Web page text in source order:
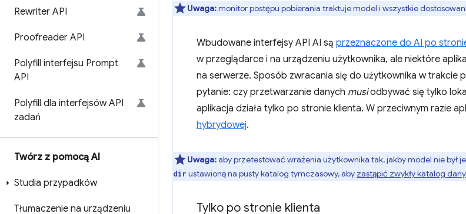
Rewriter API
Proofreader API
Polyfill interfejsu Prompt
API
Polyfill dla interfejsów API
zadań
Twórz z pomocą AI
Studia przypadków
Tłumaczenie na urządzeniu
Uwaga:monitor postępu pobierania traktuje model i wszystkie
Wbudowane interfejsy API AI są przeznaczone do AI po
w przeglądarce i na urządzeniu użytkownika, ale niektóre
na serwerze. Sposób zwracania się do użytkownika w trakcie
pytanie: czy przetwarzanie danych musiodbywać się tylko
aplikacja działa tylko po stronie klienta. W przeciwnym razie
hybrydowej.
Uwaga:aby przetestować wrażenia użytkownika tak, jakby model nie był
dir ustawioną na pusty katalog tymczasowy, aby zastąpić zwykły katalog
Tylko po stronie klienta